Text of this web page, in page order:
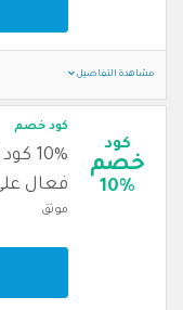
مشاهدة التفاصيل
كود
خصم
10%
كود خصم
فعال
موثق